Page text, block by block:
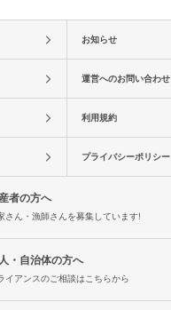
お知らせ
運営へのお問い合わせ
利用規約
プライバシーポリシー
者の方へ
さん・漁師さんを募集しています!
・自治体の方へ
イアンスのご相談はこちらから